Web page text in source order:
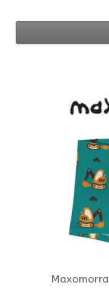
Maxomorra